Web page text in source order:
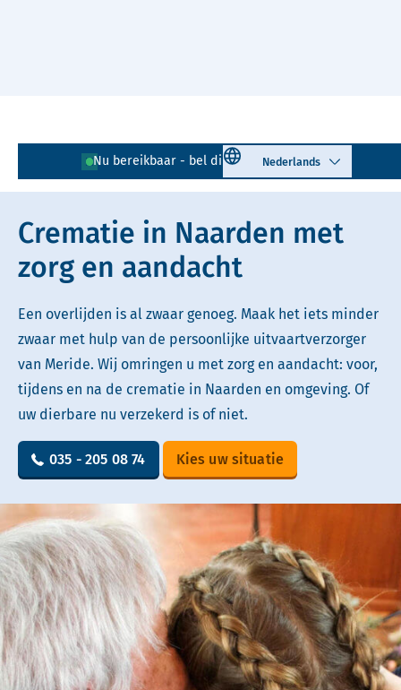
Nu bereikbaar - bel direct! 035 - 205 08 74
Select language
Lees voor Uitleg woorden
Simpele tekst
Crematie in Naarden met
zorg en aandacht
Een overlijden is al zwaar genoeg. Maak het iets minder
zwaar met hulp van de persoonlijke uitvaartverzorger
van Meride. Wij omringen u met zorg en aandacht: voor,
tijdens en na de crematie in Naarden en omgeving. Of
uw dierbare nu verzekerd is of niet.
035 - 205 08 74 Kies uw situatie